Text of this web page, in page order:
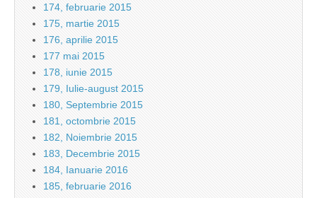
174, februarie 2015
175, martie 2015
176, aprilie 2015
177 mai 2015
178, iunie 2015
179, Iulie-august 2015
180, Septembrie 2015
181, octombrie 2015
182, Noiembrie 2015
183, Decembrie 2015
184, Ianuarie 2016
185, februarie 2016